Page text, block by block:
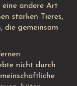
eine andere Art
starken Tieres,
die gemeinsam
nicht durch